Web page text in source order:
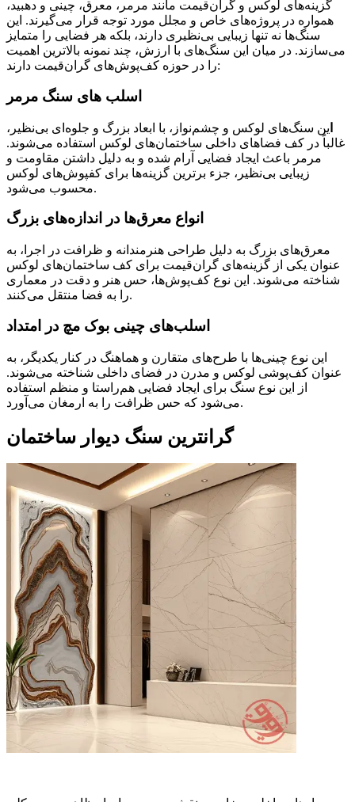
گزینه‌های لوکس و گران‌قیمت مانند مرمر، معرق، چینی و دهبید،
همواره در پروژه‌های خاص و مجلل مورد توجه قرار می‌گیرند. این
سنگ‌ها نه تنها زیبایی بی‌نظیری دارند، بلکه هر فضایی را متمایز
می‌سازند. در میان این سنگ‌های با ارزش، چند نمونه بالاترین اهمیت
را در حوزه کف‌پوش‌های گران‌قیمت دارند:
اسلب های سنگ مرمر
ین سنگ‌های لوکس و چشم‌نواز، با ابعاد بزرگ و جلوه‌ای بی‌نظیر،
غالباً در کف فضاهای داخلی ساختمان‌های لوکس استفاده می‌شوند.
مرمر باعث ایجاد فضایی آرام شده و به دلیل داشتن مقاومت و
زیبایی بی‌نظیر، جزء برترین گزینه‌ها برای کفپوش‌های لوکس
محسوب می‌شود.
انواع معرق‌ها در اندازه‌های بزرگ
معرق‌های بزرگ به دلیل طراحی هنرمندانه و ظرافت در اجرا، به
عنوان یکی از گزینه‌های گران‌قیمت برای کف ساختمان‌های لوکس
شناخته می‌شوند. این نوع کف‌پوش‌ها، حس هنر و دقت در معماری
را به فضا منتقل می‌کنند.
اسلب‌های چینی بوک مچ در امتداد
این نوع چینی‌ها با طرح‌های متقارن و هماهنگ در کنار یکدیگر، به
عنوان کف‌پوشی لوکس و مدرن در فضای داخلی شناخته می‌شوند.
از این نوع سنگ برای ایجاد فضایی هم‌راستا و منظم استفاده
می‌شود که حس ظرافت را به ارمغان می‌آورد.
گرانترین سنگ دیوار ساختمان